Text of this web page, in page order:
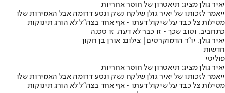
יאיר גולן מציג: תיאטרון של חוסר אחריות
ייאמר לזכותו של יאיר גולן שלקח נשק ונסע דרומה אבל האמירות שלו
מטילות צל כבד על שיקול דעתו • אף אחד בצה"ל לא הורג תינוקות
כתחביב, וטוב שכך • זו כבר לא דעה, זו סכנה
יאיר גולן, יו"ר הדמוקרטים| צילום: אורן בן חקון
חדשות
פוליטי
יאיר גולן מציג: תיאטרון של חוסר אחריות
ייאמר לזכותו של יאיר גולן שלקח נשק ונסע דרומה אבל האמירות שלו
מטילות צל כבד על שיקול דעתו • אף אחד בצה"ל לא הורג תינוקות